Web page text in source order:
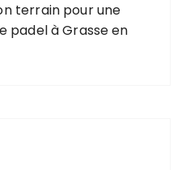
terrain pour une
padel à Grasse en